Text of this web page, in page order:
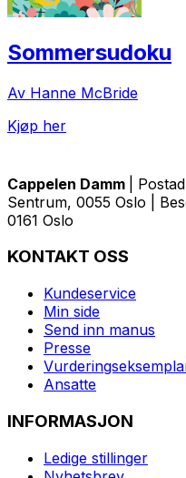
Sommersudoku
Av Hanne McBride
Kjøp her
Cappelen Damm
|
Sentrum, 0055 Oslo |
0161 Oslo
KONTAKT OSS
Kundeservice
Min side
Send inn manus
Presse
Ansatte
INFORMASJON
Ledige stillinger